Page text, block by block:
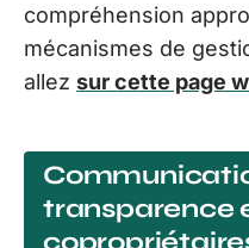
compréhension
mécanismes de
allez sur cette page
transparence